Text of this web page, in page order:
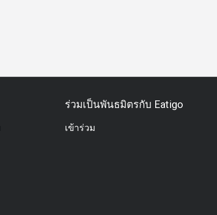
ร่วมเป็นพันธมิตรกับ Eatigo
เข้าร่วม